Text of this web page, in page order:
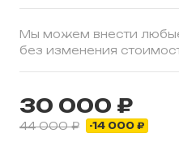
Мы можем внести
без изменения
30 000 ₽
44 000 ₽ -14 000 ₽